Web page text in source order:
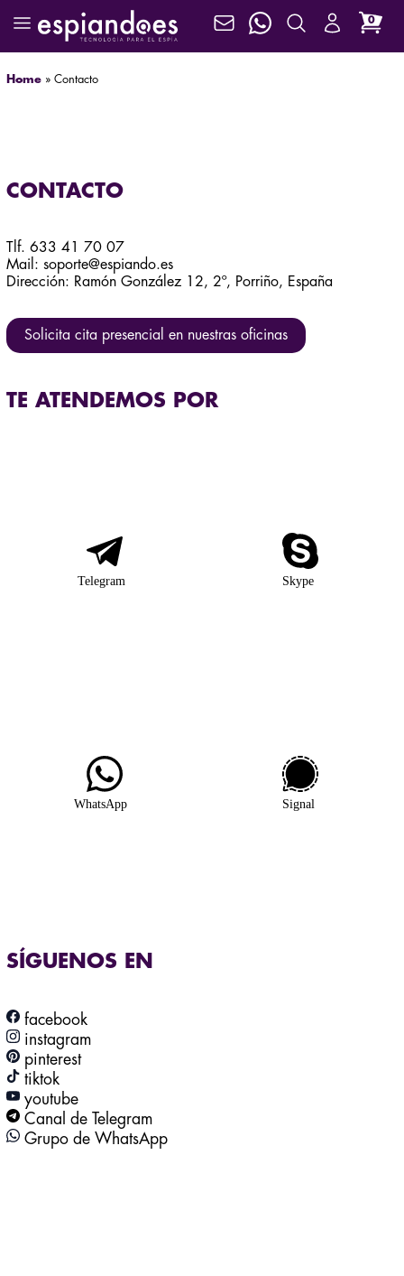
0
Home» Contacto
CONTACTO
Tlf. 633 41 70 07
Mail: soporte@espiando.es
Dirección: Ramón González 12, 2º, Porriño, España
Solicita cita presencial en nuestras oficinas
TE ATENDEMOS POR
SÍGUENOS EN
facebook
instagram
pinterest
tiktok
youtube
Canal de Telegram
Grupo de WhatsApp